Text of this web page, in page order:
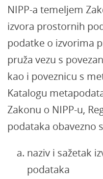
NIPP-a temeljem
izvora prostornih
podatke o izvorima
pruža vezu s
kao i poveznicu s
Katalogu
Zakonu o NIPP-u,
podataka obavezno
naziv i sažetak
podataka